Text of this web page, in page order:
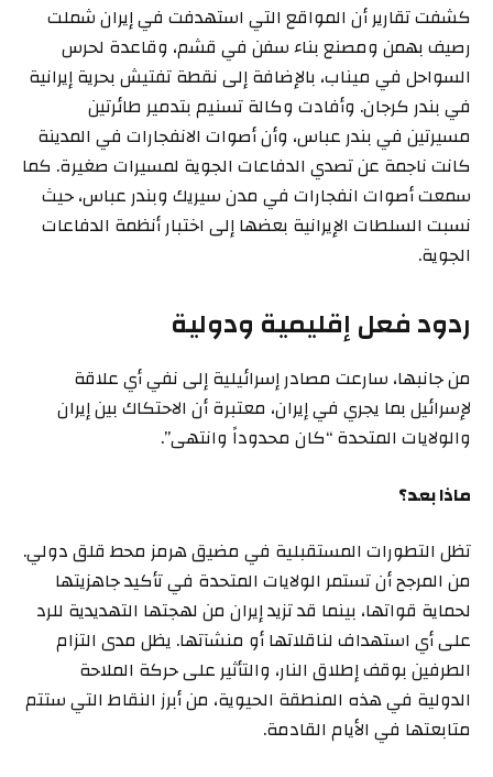
كشفت تقارير أن المواقع التي استهدفت في إيران شملت
رصيف بهمن ومصنع بناء سفن في قشم، وقاعدة لحرس
السواحل في ميناب، بالإضافة إلى نقطة تفتيش بحرية إيرانية
في بندر كرجان. وأفادت وكالة تسنيم بتدمير طائرتين
مسيرتين في بندر عباس، وأن أصوات الانفجارات في المدينة
كانت ناجمة عن تصدي الدفاعات الجوية لمسيرات صغيرة. كما
سمعت أصوات انفجارات في مدن سيريك وبندر عباس، حيث
نسبت السلطات الإيرانية بعضها إلى اختبار أنظمة الدفاعات
الجوية.
ردود فعل إقليمية ودولية
من جانبها، سارعت مصادر إسرائيلية إلى نفي أي علاقة
لإسرائيل بما يجري في إيران، معتبرة أن الاحتكاك بين إيران
والولايات المتحدة “كان محدوداً وانتهى”.
ماذا بعد؟
تظل التطورات المستقبلية في مضيق هرمز محط قلق دولي.
من المرجح أن تستمر الولايات المتحدة في تأكيد جاهزيتها
لحماية قواتها، بينما قد تزيد إيران من لهجتها التهديدية للرد
على أي استهداف لناقلاتها أو منشآتها. يظل مدى التزام
الطرفين بوقف إطلاق النار، والتأثير على حركة الملاحة
الدولية في هذه المنطقة الحيوية، من أبرز النقاط التي ستتم
متابعتها في الأيام القادمة.